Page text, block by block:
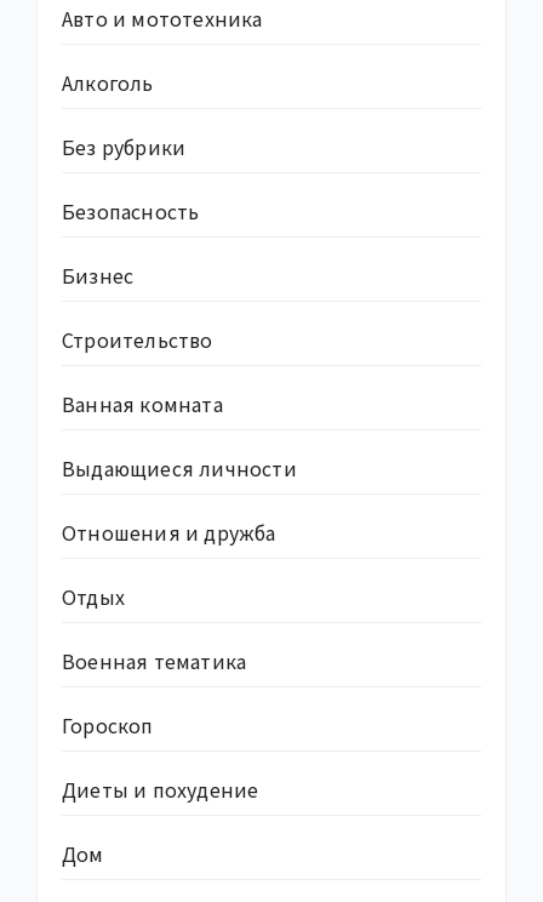
Авто и мототехника
Алкоголь
Без рубрики
Безопасность
Бизнес
Строительство
Ванная комната
Выдающиеся личности
Отношения и дружба
Отдых
Военная тематика
Гороскоп
Диеты и похудение
Дом